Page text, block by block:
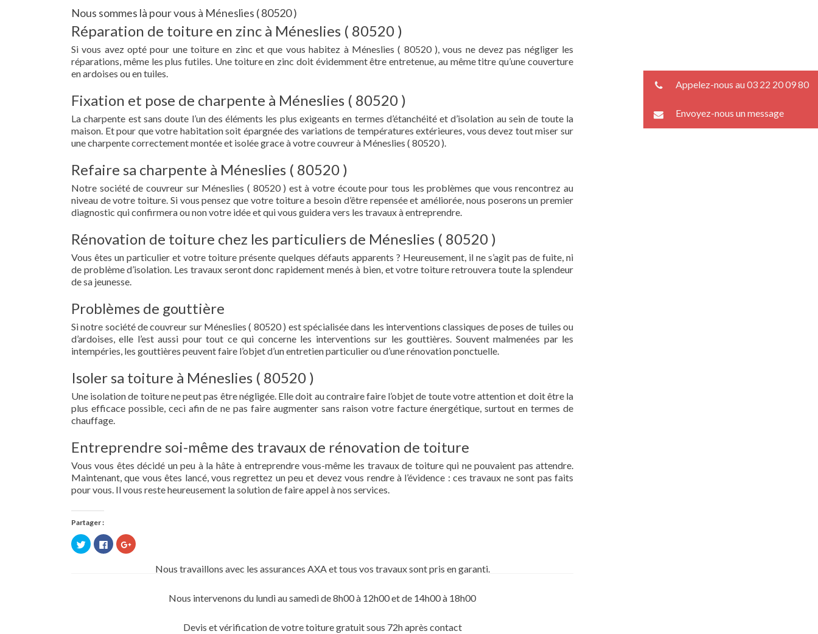
Nous sommes là pour vous à Méneslies ( 80520 )
Réparation de toiture en zinc à Méneslies ( 80520 )
Si vous avez opté pour une toiture en zinc et que vous habitez à Méneslies ( 80520 ), vous ne devez pas négliger les
réparations, même les plus futiles. Une toiture en zinc doit évidemment être entretenue, au même titre qu’une couverture
en ardoises ou en tuiles.
Fixation et pose de charpente à Méneslies ( 80520 )
La charpente est sans doute l’un des éléments les plus exigeants en termes d’étanchéité et d’isolation au sein de toute la
maison. Et pour que votre habitation soit épargnée des variations de températures extérieures, vous devez tout miser sur
une charpente correctement montée et isolée grace à votre couvreur à Méneslies ( 80520 ).
Refaire sa charpente à Méneslies ( 80520 )
Notre société de couvreur sur Méneslies ( 80520 ) est à votre écoute pour tous les problèmes que vous rencontrez au
niveau de votre toiture. Si vous pensez que votre toiture a besoin d’être repensée et améliorée, nous poserons un premier
diagnostic qui confirmera ou non votre idée et qui vous guidera vers les travaux à entreprendre.
Rénovation de toiture chez les particuliers de Méneslies ( 80520 )
Vous êtes un particulier et votre toiture présente quelques défauts apparents ? Heureusement, il ne s’agit pas de fuite, ni
de problème d’isolation. Les travaux seront donc rapidement menés à bien, et votre toiture retrouvera toute la splendeur
de sa jeunesse.
Problèmes de gouttière
Si notre société de couvreur sur Méneslies ( 80520 ) est spécialisée dans les interventions classiques de poses de tuiles ou
d’ardoises, elle l’est aussi pour tout ce qui concerne les interventions sur les gouttières. Souvent malmenées par les
intempéries, les gouttières peuvent faire l’objet d’un entretien particulier ou d’une rénovation ponctuelle.
Isoler sa toiture à Méneslies ( 80520 )
Une isolation de toiture ne peut pas être négligée. Elle doit au contraire faire l’objet de toute votre attention et doit être la
plus efficace possible, ceci afin de ne pas faire augmenter sans raison votre facture énergétique, surtout en termes de
chauffage.
Entreprendre soi-même des travaux de rénovation de toiture
Vous vous êtes décidé un peu à la hâte à entreprendre vous-même les travaux de toiture qui ne pouvaient pas attendre.
Maintenant, que vous êtes lancé, vous regrettez un peu et devez vous rendre à l’évidence : ces travaux ne sont pas faits
pour vous. Il vous reste heureusement la solution de faire appel à nos services.
Partager :
Cliquez
pour
partager
Cliquez
pour
partager
Facebook(ouvre
Cliquez
pour
Google+Nous travaillons avec les assurances AXA et tous vos travaux sont pris en garanti.
Nous intervenons du lundi au samedi de 8h00 à 12h00 et de 14h00 à 18h00
Devis et vérification de votre toiture gratuit sous 72h après contact
Appelez-nous au 03 22 20 09 80
Envoyez-nous un message